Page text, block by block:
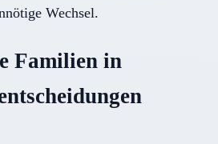
Wechsel.
Familien in